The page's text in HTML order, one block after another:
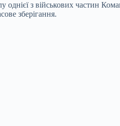
з військових частин
зберігання.